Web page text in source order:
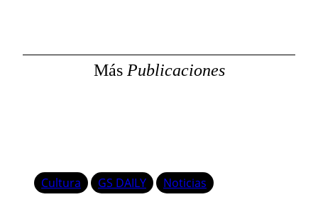
MásPublicaciones
Cultura GS DAILY Noticias